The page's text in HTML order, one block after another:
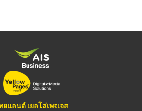
ยแลนด์ เยลโล่เพจเจส